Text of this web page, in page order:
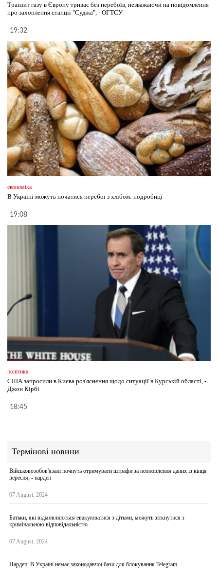
Транзит газу в Європу триває без перебоїв, незважаючи на повідомлення
про захоплення станції "Суджа", - ОГТСУ
19:32
економіка
В Україні можуть початися перебої з хлібом: подробиці
19:08
політика
США запросили в Києва роз'яснення щодо ситуації в Курській області, -
Джон Кірбі
18:45
Термінові новини
Військовозобов'язані почнуть отримувати штрафи за неоновлення даних із кінця
вересня, - нардеп
07 August, 2024
Батьки, які відмовляються евакуюватися з дітьми, можуть зіткнутися з
кримінальною відповідальністю
07 August, 2024
Нардеп: В Україні немає законодавчої бази для блокування Telegram